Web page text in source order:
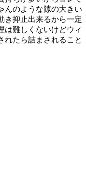
んのような隙の大きい
き抑止出来るから一定
は難しくないけどウィ
れたら詰まされること